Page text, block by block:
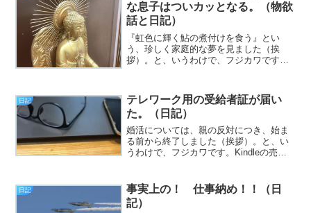
な息子はついカッとなる。（物欲
話と日記）
『虹色に輝く鮎の煮付けを食う』とい
う、珍しく家庭的な夢を見ました（挨
拶）。と、いうわけで、フジカワです。
夫なリュックが欲しいな、と思ってしま
うあたり、まさに浪費癖だと思...
日記
テレワーク用の受給者証が届い
た。（日記）
婚活については、親の反対につき、始ま
る前から終了しました（挨拶）。と、い
うわけで、フジカワです。Kindleの売り
いかがお過ごしでしょうか。今日のエン
トリは、「テレワ...
日記
事実上の！ 仕事納め！！（日
記）